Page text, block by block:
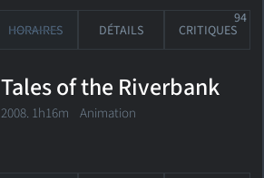
HORAIRES DÉTAILS CRITIQUES
94
Tales of the Riverbank
2008. 1h16m Animation